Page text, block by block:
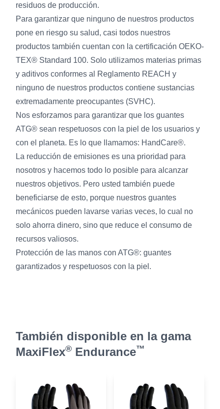
residuos de producción.
Para garantizar que ninguno de nuestros productos
pone en riesgo su salud, casi todos nuestros
productos también cuentan con la certificación OEKO-
TEX® Standard 100. Solo utilizamos materias primas
y aditivos conformes al Reglamento REACH y
ninguno de nuestros productos contiene sustancias
extremadamente preocupantes (SVHC).
Nos esforzamos para garantizar que los guantes
ATG® sean respetuosos con la piel de los usuarios y
con el planeta. Es lo que llamamos: HandCare®.
La reducción de emisiones es una prioridad para
nosotros y hacemos todo lo posible para alcanzar
nuestros objetivos. Pero usted también puede
beneficiarse de esto, porque nuestros guantes
mecánicos pueden lavarse varias veces, lo cual no
solo ahorra dinero, sino que reduce el consumo de
recursos valiosos.
Protección de las manos con ATG®: guantes
garantizados y respetuosos con la piel.
También disponible en la gama
MaxiFlex® Endurance™